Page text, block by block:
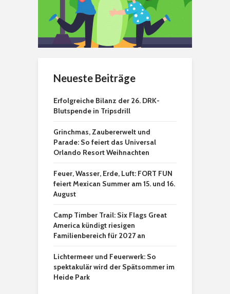
Neueste Beiträge
Erfolgreiche Bilanz der 26. DRK-
Blutspende in Tripsdrill
Grinchmas, Zaubererwelt und
Parade: So feiert das Universal
Orlando Resort Weihnachten
Feuer, Wasser, Erde, Luft: FORT FUN
feiert Mexican Summer am 15. und 16.
August
Camp Timber Trail: Six Flags Great
America kündigt riesigen
Familienbereich für 2027 an
Lichtermeer und Feuerwerk: So
spektakulär wird der Spätsommer im
Heide Park